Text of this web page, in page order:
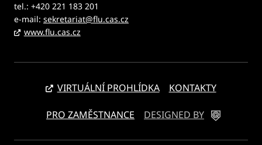
tel.: +420 221 183 201
e-mail: sekretariat@flu.cas.cz
www.flu.cas.cz
VIRTUÁLNÍ PROHLÍDKA KONTAKTY
PRO ZAMĚSTNANCE DESIGNED BY